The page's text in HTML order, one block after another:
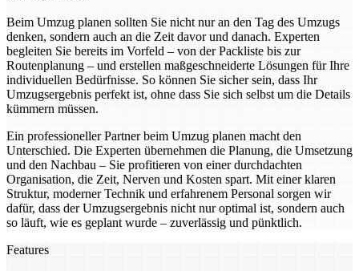
Beim Umzug planen sollten Sie nicht nur an den Tag des Umzugs
denken, sondern auch an die Zeit davor und danach. Experten
begleiten Sie bereits im Vorfeld – von der Packliste bis zur
Routenplanung – und erstellen maßgeschneiderte Lösungen für Ihre
individuellen Bedürfnisse. So können Sie sicher sein, dass Ihr
Umzugsergebnis perfekt ist, ohne dass Sie sich selbst um die Details
kümmern müssen.
Ein professioneller Partner beim Umzug planen macht den
Unterschied. Die Experten übernehmen die Planung, die Umsetzung
und den Nachbau – Sie profitieren von einer durchdachten
Organisation, die Zeit, Nerven und Kosten spart. Mit einer klaren
Struktur, moderner Technik und erfahrenem Personal sorgen wir
dafür, dass der Umzugsergebnis nicht nur optimal ist, sondern auch
so läuft, wie es geplant wurde – zuverlässig und pünktlich.
Features